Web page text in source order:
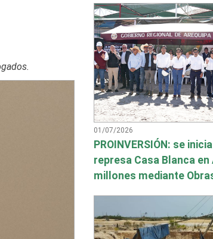
01/07/2026
PROINVERSIÓN: se
represa Casa Blanca en
millones mediante